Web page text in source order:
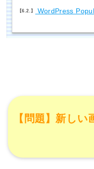
6.2. WordPress
【問題】新し